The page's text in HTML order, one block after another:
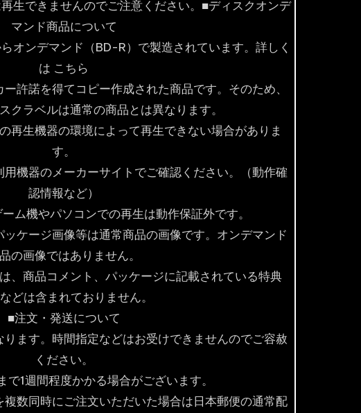
生できませんのでご注意ください。■ディスクオンデ
マンド商品について
オンデマンド（BD-R）で製造されています。詳しく
は こちら
許諾を得てコピー作成された商品です。そのため、
クラベルは通常の商品とは異なります。
再生機器の環境によって再生できない場合がありま
す。
機器のメーカーサイトでご確認ください。（動作確
認情報など）
機やパソコンでの再生は動作保証外です。
ケージ画像等は通常商品の画像です。オンデマンド
の画像ではありません。
、商品コメント、パッケージに記載されている特典
どは含まれておりません。
■注文・発送について
ます。時間指定などはお受けできませんのでご容赦
ください。
で1週間程度かかる場合がございます。
数同時にご注文いただいた場合は日本郵便の通常配